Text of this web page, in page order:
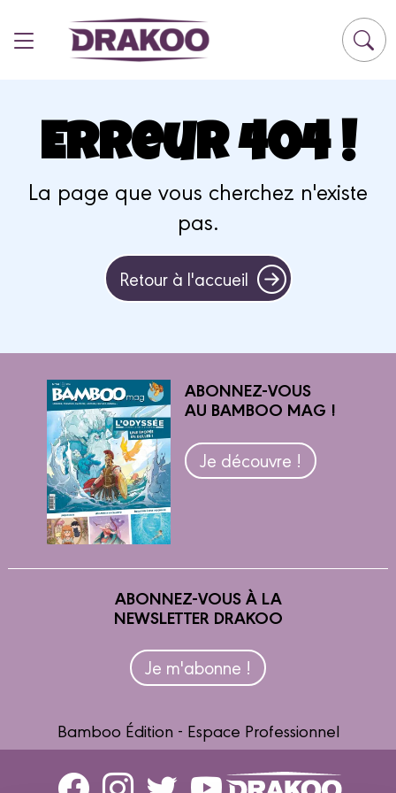
Erreur 404 !
La page que vous cherchez n'existe
pas.
Retour à l'accueil
ABONNEZ-VOUS
AU BAMBOO MAG !
Je découvre !
ABONNEZ-VOUS À LA
NEWSLETTER DRAKOO
Je m'abonne !
Bamboo Édition - Espace Professionnel